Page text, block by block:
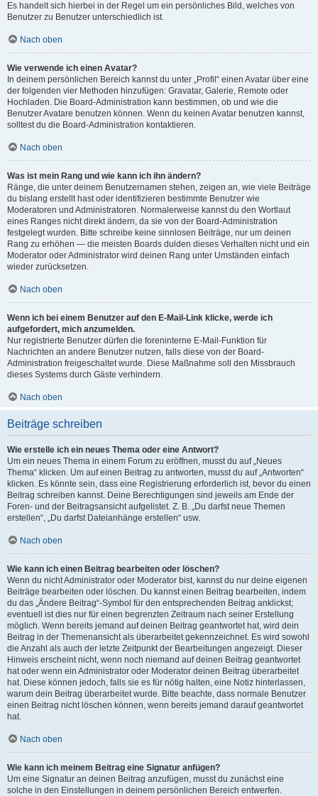
Es handelt sich hierbei in der Regel um ein persönliches Bild, welches von
Benutzer zu Benutzer unterschiedlich ist.
Nach oben
Wie verwende ich einen Avatar?
In deinem persönlichen Bereich kannst du unter „Profil“ einen Avatar über eine
der folgenden vier Methoden hinzufügen: Gravatar, Galerie, Remote oder
Hochladen. Die Board-Administration kann bestimmen, ob und wie die
Benutzer Avatare benutzen können. Wenn du keinen Avatar benutzen kannst,
solltest du die Board-Administration kontaktieren.
Nach oben
Was ist mein Rang und wie kann ich ihn ändern?
Ränge, die unter deinem Benutzernamen stehen, zeigen an, wie viele Beiträge
du bislang erstellt hast oder identifizieren bestimmte Benutzer wie
Moderatoren und Administratoren. Normalerweise kannst du den Wortlaut
eines Ranges nicht direkt ändern, da sie von der Board-Administration
festgelegt wurden. Bitte schreibe keine sinnlosen Beiträge, nur um deinen
Rang zu erhöhen — die meisten Boards dulden dieses Verhalten nicht und ein
Moderator oder Administrator wird deinen Rang unter Umständen einfach
wieder zurücksetzen.
Nach oben
Wenn ich bei einem Benutzer auf den E-Mail-Link klicke, werde ich
aufgefordert, mich anzumelden.
Nur registrierte Benutzer dürfen die foreninterne E-Mail-Funktion für
Nachrichten an andere Benutzer nutzen, falls diese von der Board-
Administration freigeschaltet wurde. Diese Maßnahme soll den Missbrauch
dieses Systems durch Gäste verhindern.
Nach oben
Beiträge schreiben
Wie erstelle ich ein neues Thema oder eine Antwort?
Um ein neues Thema in einem Forum zu eröffnen, musst du auf „Neues
Thema“ klicken. Um auf einen Beitrag zu antworten, musst du auf „Antworten“
klicken. Es könnte sein, dass eine Registrierung erforderlich ist, bevor du einen
Beitrag schreiben kannst. Deine Berechtigungen sind jeweils am Ende der
Foren- und der Beitragsansicht aufgelistet. Z. B. „Du darfst neue Themen
erstellen“, „Du darfst Dateianhänge erstellen“ usw.
Nach oben
Wie kann ich einen Beitrag bearbeiten oder löschen?
Wenn du nicht Administrator oder Moderator bist, kannst du nur deine eigenen
Beiträge bearbeiten oder löschen. Du kannst einen Beitrag bearbeiten, indem
du das „Ändere Beitrag“-Symbol für den entsprechenden Beitrag anklickst;
eventuell ist dies nur für einen begrenzten Zeitraum nach seiner Erstellung
möglich. Wenn bereits jemand auf deinen Beitrag geantwortet hat, wird dein
Beitrag in der Themenansicht als überarbeitet gekennzeichnet. Es wird sowohl
die Anzahl als auch der letzte Zeitpunkt der Bearbeitungen angezeigt. Dieser
Hinweis erscheint nicht, wenn noch niemand auf deinen Beitrag geantwortet
hat oder wenn ein Administrator oder Moderator deinen Beitrag überarbeitet
hat. Diese können jedoch, falls sie es für nötig halten, eine Notiz hinterlassen,
warum dein Beitrag überarbeitet wurde. Bitte beachte, dass normale Benutzer
einen Beitrag nicht löschen können, wenn bereits jemand darauf geantwortet
hat.
Nach oben
Wie kann ich meinem Beitrag eine Signatur anfügen?
Um eine Signatur an deinen Beitrag anzufügen, musst du zunächst eine
solche in den Einstellungen in deinem persönlichen Bereich entwerfen.